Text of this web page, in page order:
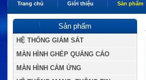
Trang chủ Giới thiệu Sản phẩm
Sản phẩm
HỆ THỐNG GIÁM SÁT
MÀN HÌNH GHÉP QUẢNG CÁO
MÀN HÌNH CẢM ỨNG